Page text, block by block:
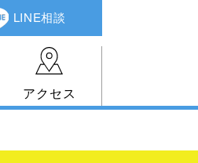
LINE相談
アクセス